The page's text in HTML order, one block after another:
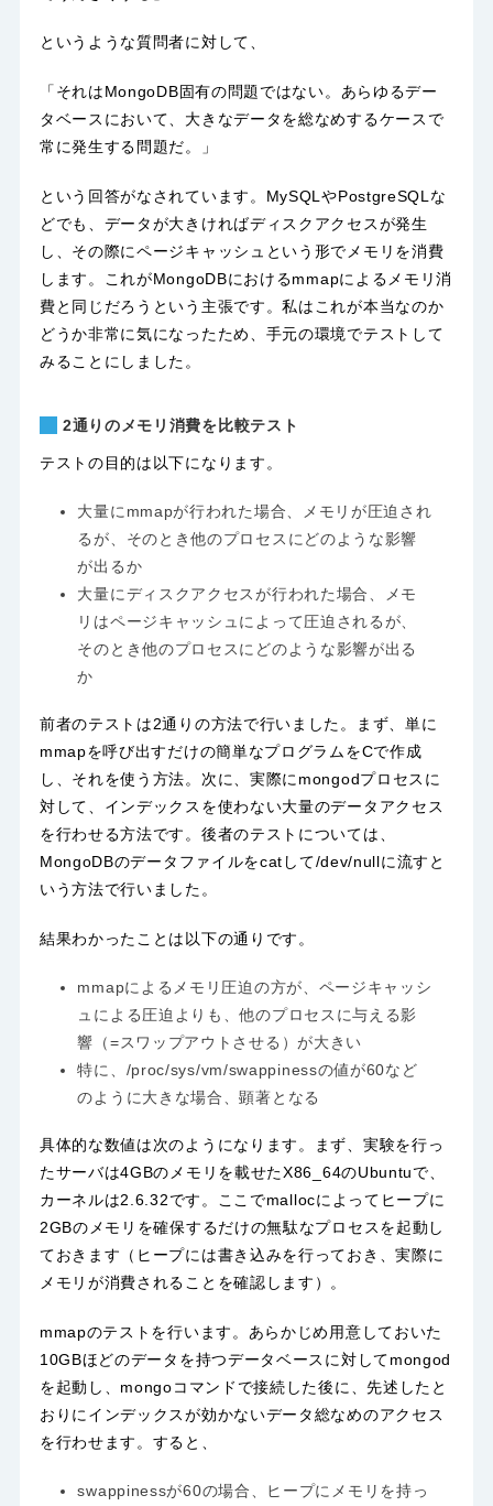
というような質問者に対して、
「それはMongoDB固有の問題ではない。あらゆるデー
タベースにおいて、大きなデータを総なめするケースで
常に発生する問題だ。」
という回答がなされています。MySQLやPostgreSQLな
どでも、データが大きければディスクアクセスが発生
し、その際にページキャッシュという形でメモリを消費
します。これがMongoDBにおけるmmapによるメモリ消
費と同じだろうという主張です。私はこれが本当なのか
どうか非常に気になったため、手元の環境でテストして
みることにしました。
2通りのメモリ消費を比較テスト
テストの目的は以下になります。
大量にmmapが行われた場合、メモリが圧迫され
るが、そのとき他のプロセスにどのような影響
が出るか
大量にディスクアクセスが行われた場合、メモ
リはページキャッシュによって圧迫されるが、
そのとき他のプロセスにどのような影響が出る
か
前者のテストは2通りの方法で行いました。まず、単に
mmapを呼び出すだけの簡単なプログラムをCで作成
し、それを使う方法。次に、実際にmongodプロセスに
対して、インデックスを使わない大量のデータアクセス
を行わせる方法です。後者のテストについては、
MongoDBのデータファイルをcatして/dev/nullに流すと
いう方法で行いました。
結果わかったことは以下の通りです。
mmapによるメモリ圧迫の方が、ページキャッシ
ュによる圧迫よりも、他のプロセスに与える影
響（=スワップアウトさせる）が大きい
特に、/proc/sys/vm/swappinessの値が60など
のように大きな場合、顕著となる
具体的な数値は次のようになります。まず、実験を行っ
たサーバは4GBのメモリを載せたX86_64のUbuntuで、
カーネルは2.6.32です。ここでmallocによってヒープに
2GBのメモリを確保するだけの無駄なプロセスを起動し
ておきます（ヒープには書き込みを行っておき、実際に
メモリが消費されることを確認します）。
mmapのテストを行います。あらかじめ用意しておいた
10GBほどのデータを持つデータベースに対してmongod
を起動し、mongoコマンドで接続した後に、先述したと
おりにインデックスが効かないデータ総なめのアクセス
を行わせます。すると、
swappinessが60の場合、ヒープにメモリを持っ